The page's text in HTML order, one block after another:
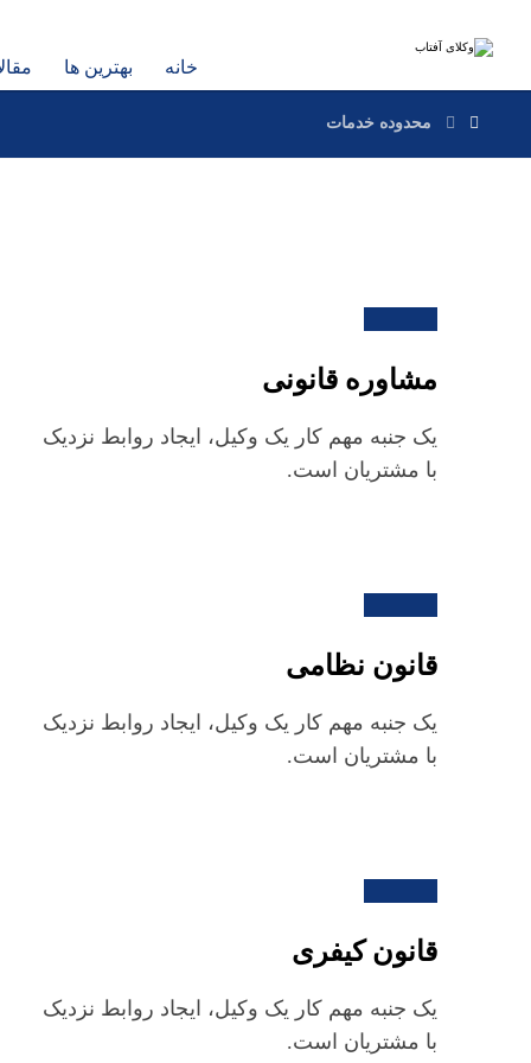
خانه بهترین ها
محدوده خدمات
مشاوره قانونی
یک جنبه مهم کار یک وکیل، ایجاد روابط نزدیک
با مشتریان است.
قانون نظامی
یک جنبه مهم کار یک وکیل، ایجاد روابط نزدیک
با مشتریان است.
قانون کیفری
یک جنبه مهم کار یک وکیل، ایجاد روابط نزدیک
با مشتریان است.